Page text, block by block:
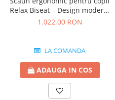
Relax Biseat – Design modern,
confort maxim
1.022,00 RON
LA COMANDA
ADAUGA IN COS